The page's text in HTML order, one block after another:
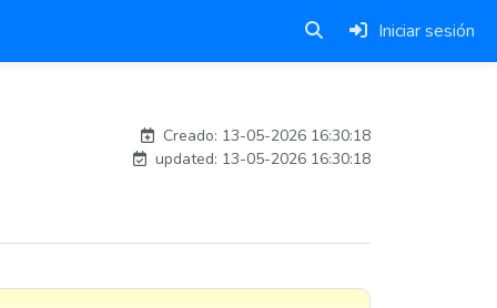
Iniciar sesión
Creado: 13-05-2026 16:30:18
updated: 13-05-2026 16:30:18